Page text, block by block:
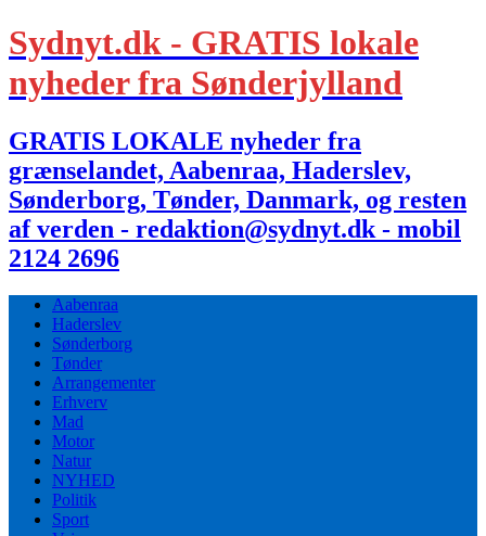
Sydnyt.dk - GRATIS lokale
nyheder fra Sønderjylland
GRATIS LOKALE nyheder fra
grænselandet, Aabenraa, Haderslev,
Sønderborg, Tønder, Danmark, og resten
af verden - redaktion@sydnyt.dk - mobil
2124 2696
Aabenraa
Haderslev
Sønderborg
Tønder
Arrangementer
Erhverv
Mad
Motor
Natur
NYHED
Politik
Sport